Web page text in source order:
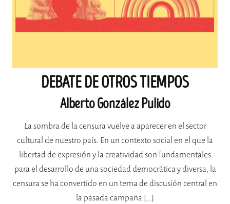
DEBATE DE OTROS TIEMPOS
Alberto González Pulido
La sombra de la censura vuelve a aparecer en el sector
cultural de nuestro país. En un contexto social en el que la
libertad de expresión y la creatividad son fundamentales
para el desarrollo de una sociedad democrática y diversa, la
censura se ha convertido en un tema de discusión central en
la pasada campaña […]